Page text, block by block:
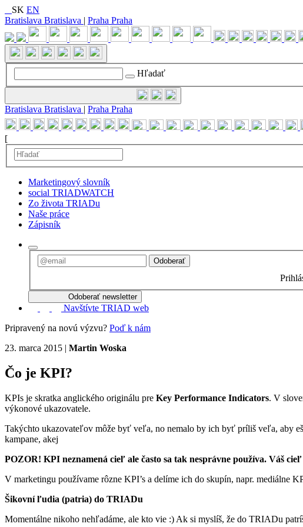
SK EN
Bratislava Bratislava | Praha Praha
Preskočiť
navigáciu
Hľadať
Bratislava Bratislava | Praha Praha
[
Marketingový slovník
social TRIADWATCH
Zo života TRIADu
Naše práce
Zápisník
Odoberať
Odoberať newsletter
Navštívte TRIAD web
Pripravený na novú výzvu? Poď k nám
23. marca 2015 | Martin Woska
Čo je KPI?
KPIs je skratka anglického originálu pre Key Performance Indicators. V
výkonové ukazovatele.
Takýchto ukazovateľov môže byť veľa, no nemalo by ich byť príliš veľa, aby
kampane, akej
POZOR! KPI neznamená cieľ ale často sa tak nesprávne používa. Váš cieľ
V marketingu používame rôzne KPI’s a delíme ich do skupín, napr. mediálne
Šikovní ľudia (patria) do TRIADu
Momentálne nikoho nehľadáme, ale kto vie :) Ak si myslíš, že do TRIADu